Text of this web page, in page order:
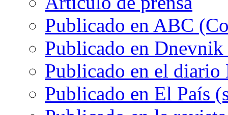
Publicado en ABC
Publicado en
Publicado en el diario
Publicado en El País